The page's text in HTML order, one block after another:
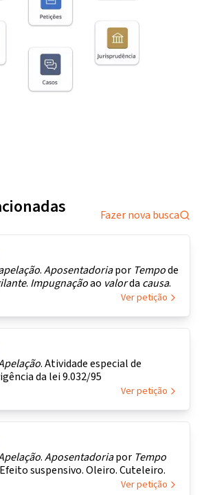
Fazer nova busca
.Aposentadoriapor Tempode
. Impugnaçãoao valorda causa.
Ver petição
. Atividade especial de
da lei 9.032/95
Ver petição
.Aposentadoriapor Tempo
suspensivo. Oleiro. Cuteleiro.
Ver petição